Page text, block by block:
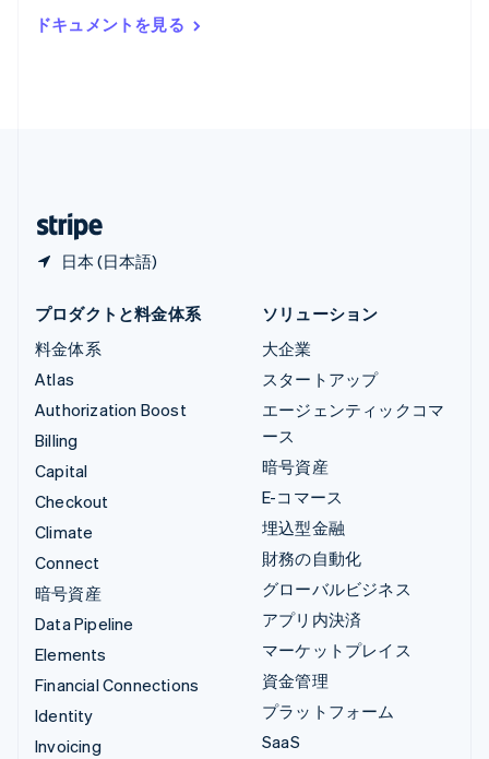
ドキュメントを見る
日本 (日本語)
ルーマニア
English
プロダクトと料金体系
料金体系
Atlas
Authorization Boost
Billing
Capital
Checkout
Climate
Connect
暗号資産
Data Pipeline
Elements
Financial Connections
Identity
Invoicing
ソリューション
大企業
スタートアップ
エージェンティックコマ
ース
暗号資産
E-コマース
埋込型金融
財務の自動化
グローバルビジネス
アプリ内決済
マーケットプレイス
資金管理
プラットフォーム
SaaS